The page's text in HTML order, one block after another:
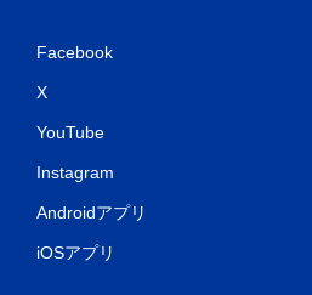
Facebook
X
YouTube
Instagram
Androidアプリ
iOSアプリ